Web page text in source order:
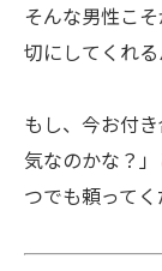
そんな男性こ
切にしてくれる
もし、今お付
気なのかな？
つでも頼ってく